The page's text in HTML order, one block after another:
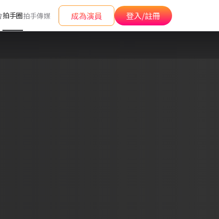
拍手圈拍手傳媒 成為演員 登入/註冊